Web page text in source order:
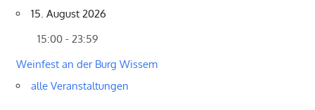
15. August 2026
15:00 - 23:59
Weinfest an der Burg Wissem
alle Veranstaltungen